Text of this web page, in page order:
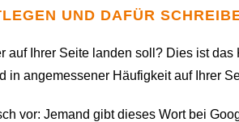
UND DAFÜR
auf Ihrer Seite landen soll? Dies ist das
in angemessener Häufigkeit auf Ihrer
vor: Jemand gibt dieses Wort bei